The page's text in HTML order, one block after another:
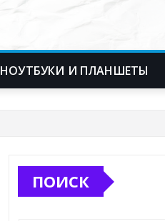
НОУТБУКИ И ПЛАНШЕТЫ
ПОИСК